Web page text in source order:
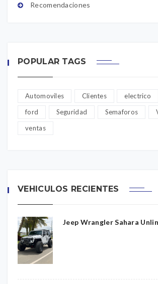
Recomendaciones
POPULAR TAGS
Automoviles Clientes electrico
ford
Seguridad Semaforos
ventas
VEHICULOS RECIENTES
Jeep Wrangler Sahara